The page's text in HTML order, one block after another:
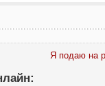
Я подаю на